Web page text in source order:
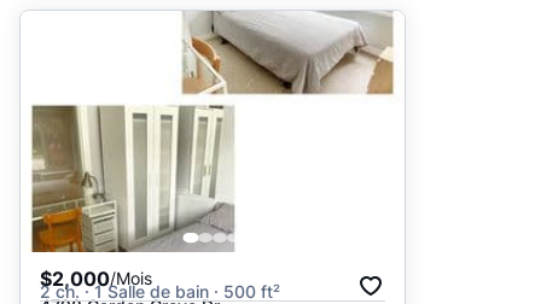
$2,000/Mois
2 ch. · 1 Salle de bain · 500 ft²